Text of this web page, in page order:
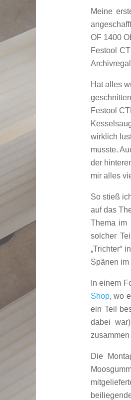
Meine
OF 1400
Festool
Hat alles
Festool
wirklich
musste.
der
mir alles
So stieß
auf das
Thema im
solcher
„Trichter“
Spänen
In einem
Shop, wo
ein Teil
dabei
Die